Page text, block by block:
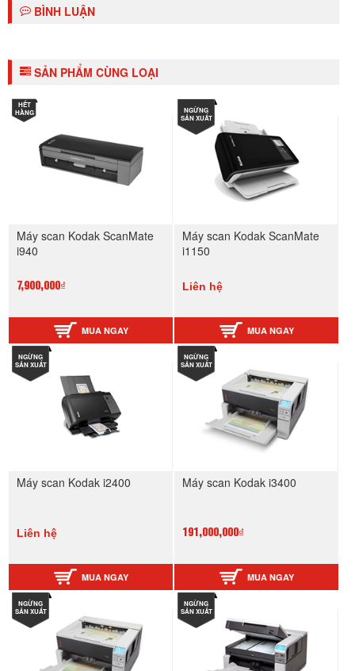
BÌNH LUẬN
SẢN PHẨM CÙNG LOẠI
HẾT
HÀNG
Máy scan Kodak ScanMate
i940
7,900,000₫
MUA NGAY
NGỪNG
SẢN XUẤT
Máy scan Kodak ScanMate
i1150
Liên hệ
MUA NGAY
NGỪNG
SẢN XUẤT
Máy scan Kodak i2400
Liên hệ
MUA NGAY
NGỪNG
SẢN XUẤT
Máy scan Kodak i3400
191,000,000₫
MUA NGAY
NGỪNG
SẢN XUẤT
NGỪNG
SẢN XUẤT